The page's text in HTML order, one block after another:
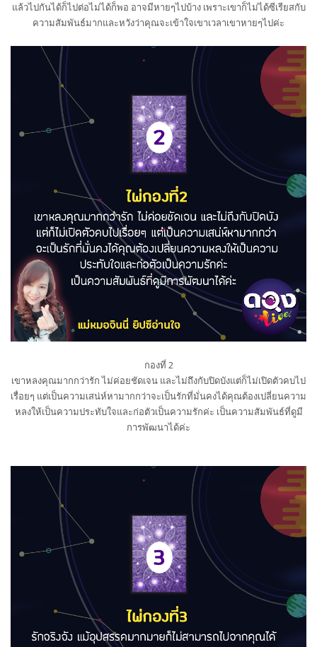
แล้วไปกันได้ก็ไปต่อไม่ได้ก็พอ อาจมีหายๆไปบ้าง เพราะเขาก็ไม่ได้ซีเรียสกับ
ความสัมพันธ์มากและหวังว่าคุณจะเข้าใจเขาเวลาเขาหายๆไปค่ะ
กองที่ 2
เขาหลงคุณมากกว่ารัก ไม่ค่อยชัดเจน และไม่ถึงกับปิดบังแต่ก็ไม่เปิดตัวคบไป
เรื่อยๆ แต่เป็นความเสน่ห์หามากกว่าจะเป็นรักที่มั่นคงได้คุณต้องเปลี่ยนความ
หลงให้เป็นความประทับใจและก่อตัวเป็นความรักค่ะ เป็นความสัมพันธ์ที่ดูมี
การพัฒนาได้ค่ะ